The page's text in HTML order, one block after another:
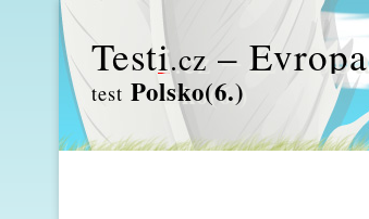
Testi.cz – Evropa
test Polsko(6.)